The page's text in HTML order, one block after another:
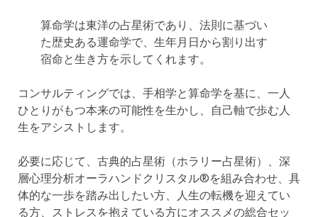
算命学は東洋の占星術であり、法則に基づい
た歴史ある運命学で、生年月日から割り出す
宿命と生き方を示してくれます。
コンサルティングでは、手相学と算命学を基に、一人
ひとりがもつ本来の可能性を生かし、自己軸で歩む人
生をアシストします。
必要に応じて、古典的占星術（ホラリー占星術）、深
層心理分析オーラハンドクリスタル®️を組み合わせ、具
体的な一歩を踏み出したい方、人生の転機を迎えてい
る方、ストレスを抱えている方にオススメの総合セッ